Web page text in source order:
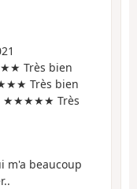
Très bien
Très bien
★★★★★ Très
m'a beaucoup